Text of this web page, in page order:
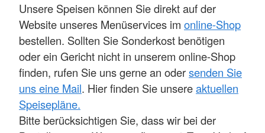
Unsere Speisen können Sie direkt auf der
Website unseres Menüservices im online-Shop
bestellen. Sollten Sie Sonderkost benötigen
oder ein Gericht nicht in unserem online-Shop
finden, rufen Sie uns gerne an odersenden Sie
uns eine Mail. Hier finden Sie unsereaktuellen
Speisepläne.
Bitte berücksichtigen Sie, dass wir bei der